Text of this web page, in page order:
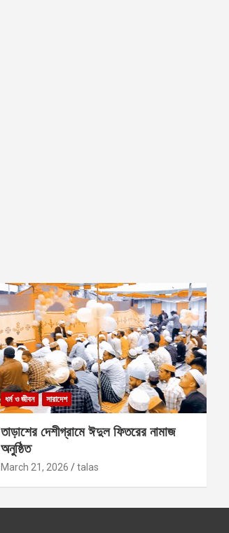
ধর্ম ও জীবন সারাদেশ
তাড়াশের দেশীগ্রামে ঈদুল ফিতরের নামাজ
অনুষ্ঠিত
March 21, 2026 talas